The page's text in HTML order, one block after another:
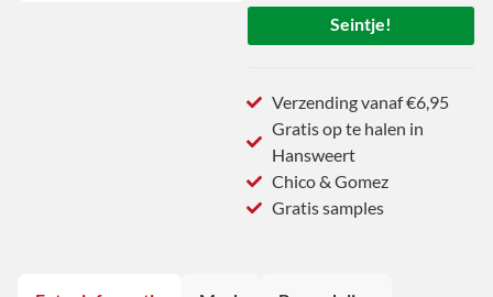
Seintje!
Verzending vanaf €6,95
Gratis op te halen in
Hansweert
Chico & Gomez
Gratis samples